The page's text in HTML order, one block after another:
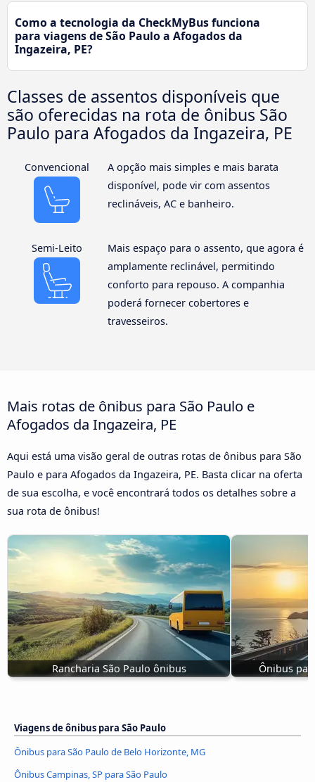
Como a tecnologia da CheckMyBus funciona
para viagens de São Paulo a Afogados da
Ingazeira, PE?
Classes de assentos disponíveis que
são oferecidas na rota de ônibus São
Paulo para Afogados da Ingazeira, PE
Convencional
A opção mais simples e mais barata
disponível, pode vir com assentos
reclináveis, AC e banheiro.
Semi-Leito
Mais espaço para o assento, que agora é
amplamente reclinável, permitindo
conforto para repouso. A companhia
poderá fornecer cobertores e
travesseiros.
Mais rotas de ônibus para São Paulo e
Afogados da Ingazeira, PE
Aqui está uma visão geral de outras rotas de ônibus para São
Paulo e para Afogados da Ingazeira, PE. Basta clicar na oferta
de sua escolha, e você encontrará todos os detalhes sobre a
sua rota de ônibus!
Rancharia São Paulo ônibus Ônibus
Viagens de ônibus para São Paulo
Ônibus para São Paulo de Belo Horizonte, MG
Ônibus Campinas, SP para São Paulo